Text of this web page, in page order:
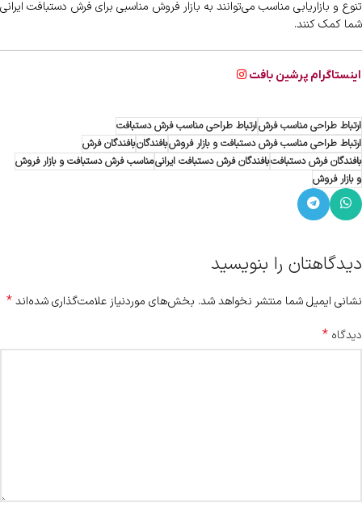
تنوع و بازاریابی مناسب می‌توانند به بازار فروش مناسبی برای فرش دستبافت ایرانی
شما کمک کنند.
اینستاگرام پرشین بافت
ارتباط طراحی مناسب فرشارتباط طراحی مناسب فرش دستبافت
ارتباط طراحی مناسب فرش دستبافت و بازار فروشبافندگانبافندگان فرش
بافندگان فرش دستبافتبافندگان فرش دستبافت ایرانیمناسب فرش دستبافت و بازار فروش
و بازار فروش
دیدگاهتان را بنویسید
نشانی ایمیل شما منتشر نخواهد شد. بخش‌های موردنیاز علامت‌گذاری شده‌اند*
دیدگاه *